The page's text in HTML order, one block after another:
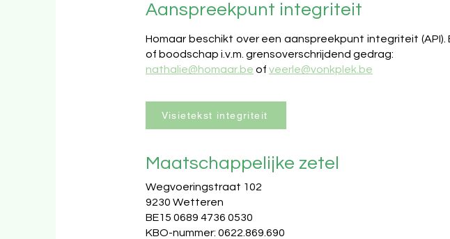
Homaar beschikt over een aanspreekpunt integriteit
of boodschap i.v.m. grensoverschrijdend gedrag:
nathalie@homaar.be of veerle@vonkplek.be
Aanspreekpunt integriteit
Visietekst integriteit
Maatschappelijke zetel
Wegvoeringstraat 102
9230 Wetteren
BE15 0689 4736 0530
KBO-nummer: 0622.869.690